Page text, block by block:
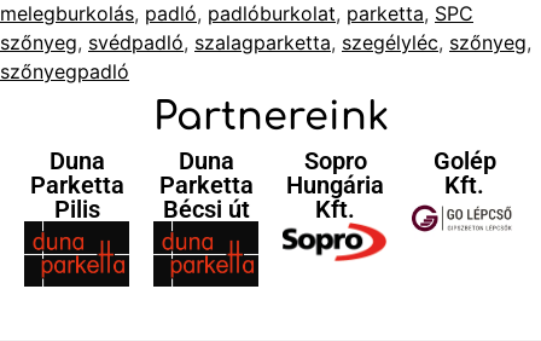
melegburkolás, padló, padlóburkolat, parketta, SPC
szőnyeg, svédpadló, szalagparketta, szegélyléc, szőnyeg,
szőnyegpadló
Partnereink
Duna
Parketta
Pilis
Duna
Parketta
Bécsi út
Sopro
Hungária
Kft.
Golép
Kft.